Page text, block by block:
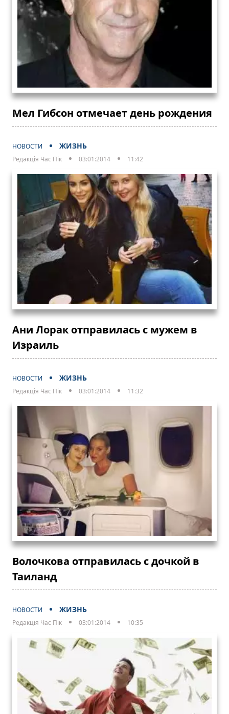
Мел Гибсон отмечает день рождения
НОВОСТИ ЖИЗНЬ
Редакція Час Пік 03:01:2014 11:42
Ани Лорак отправилась с мужем в
Израиль
НОВОСТИ ЖИЗНЬ
Редакція Час Пік 03:01:2014 11:32
Волочкова отправилась с дочкой в
Таиланд
НОВОСТИ ЖИЗНЬ
Редакція Час Пік 03:01:2014 10:35